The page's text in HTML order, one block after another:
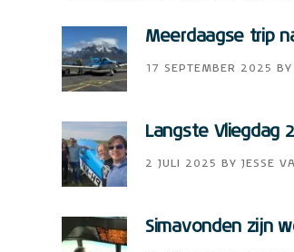
Meerdaagse trip
17 SEPTEMBER 2025 BY
Langste Vliegdag
2 JULI 2025 BY JESSE
Simavonden zijn